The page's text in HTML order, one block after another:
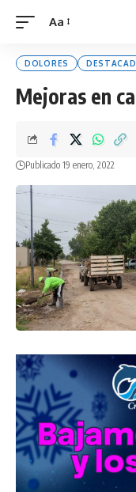
Font
Aa
DOLORES
Mejoras en
Publicado 19 enero, 2022